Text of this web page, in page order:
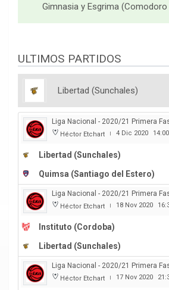
Gimnasia y Esgrima (Comodoro
ULTIMOS PARTIDOS
Libertad (Sunchales)
Liga Nacional - 2020/21 Primera
Héctor Etchart | 4 Dic 2020 14:00
Libertad (Sunchales)
Quimsa (Santiago del Estero)
Liga Nacional - 2020/21 Primera
Héctor Etchart | 18 Nov 2020
Instituto (Cordoba)
Libertad (Sunchales)
Liga Nacional - 2020/21 Primera
Héctor Etchart | 17 Nov 2020